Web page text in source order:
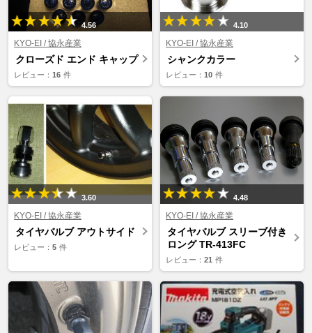
4.56
KYO-EI / 協永産業
クローズド エンド キャップ
レビュー： 16 件
4.10
KYO-EI / 協永産業
シャンクカラー
レビュー： 10 件
3.60
KYO-EI / 協永産業
タイヤバルブ アウトサイド
レビュー： 5 件
4.48
KYO-EI / 協永産業
タイヤバルブ スリーブ付き
ロング TR-413FC
レビュー： 21 件